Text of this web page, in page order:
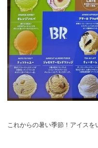
これからの暑い季節！アイスを